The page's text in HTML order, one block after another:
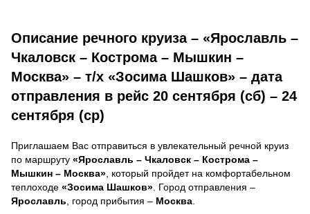
Описание речного круиза – «Ярославль –
Чкаловск – Кострома – Мышкин –
Москва» – т/х «Зосима Шашков» – дата
отправления в рейс 20 сентября (сб) – 24
сентября (ср)
Приглашаем Вас отправиться в увлекательный речной круиз
по маршруту «Ярославль – Чкаловск – Кострома –
Мышкин – Москва» , который пройдет на комфортабельном
теплоходе «Зосима Шашков» . Город отправления –
Ярославль , город прибытия – Москва